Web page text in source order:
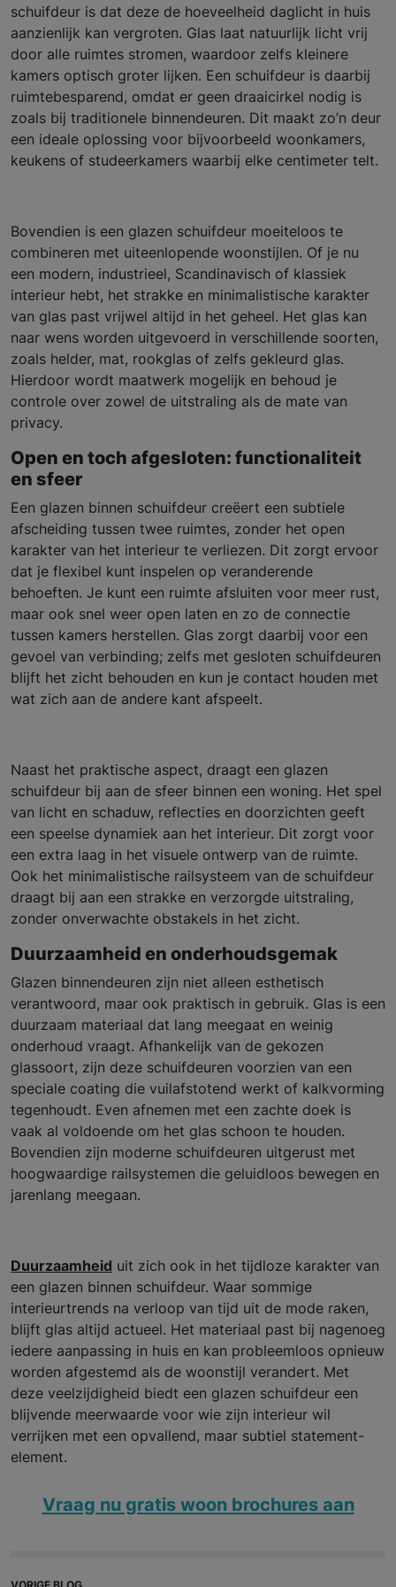
schuifdeur is dat deze de hoeveelheid daglicht in huis
aanzienlijk kan vergroten. Glas laat natuurlijk licht vrij
door alle ruimtes stromen, waardoor zelfs kleinere
kamers optisch groter lijken. Een schuifdeur is daarbij
ruimtebesparend, omdat er geen draaicirkel nodig is
zoals bij traditionele binnendeuren. Dit maakt zo’n deur
een ideale oplossing voor bijvoorbeeld woonkamers,
keukens of studeerkamers waarbij elke centimeter telt.
Bovendien is een glazen schuifdeur moeiteloos te
combineren met uiteenlopende woonstijlen. Of je nu
een modern, industrieel, Scandinavisch of klassiek
interieur hebt, het strakke en minimalistische karakter
van glas past vrijwel altijd in het geheel. Het glas kan
naar wens worden uitgevoerd in verschillende soorten,
zoals helder, mat, rookglas of zelfs gekleurd glas.
Hierdoor wordt maatwerk mogelijk en behoud je
controle over zowel de uitstraling als de mate van
privacy.
Open en toch afgesloten: functionaliteit
en sfeer
Een glazen binnen schuifdeur creëert een subtiele
afscheiding tussen twee ruimtes, zonder het open
karakter van het interieur te verliezen. Dit zorgt ervoor
dat je flexibel kunt inspelen op veranderende
behoeften. Je kunt een ruimte afsluiten voor meer rust,
maar ook snel weer open laten en zo de connectie
tussen kamers herstellen. Glas zorgt daarbij voor een
gevoel van verbinding; zelfs met gesloten schuifdeuren
blijft het zicht behouden en kun je contact houden met
wat zich aan de andere kant afspeelt.
Naast het praktische aspect, draagt een glazen
schuifdeur bij aan de sfeer binnen een woning. Het spel
van licht en schaduw, reflecties en doorzichten geeft
een speelse dynamiek aan het interieur. Dit zorgt voor
een extra laag in het visuele ontwerp van de ruimte.
Ook het minimalistische railsysteem van de schuifdeur
draagt bij aan een strakke en verzorgde uitstraling,
zonder onverwachte obstakels in het zicht.
Duurzaamheid en onderhoudsgemak
Glazen binnendeuren zijn niet alleen esthetisch
verantwoord, maar ook praktisch in gebruik. Glas is een
duurzaam materiaal dat lang meegaat en weinig
onderhoud vraagt. Afhankelijk van de gekozen
glassoort, zijn deze schuifdeuren voorzien van een
speciale coating die vuilafstotend werkt of kalkvorming
tegenhoudt. Even afnemen met een zachte doek is
vaak al voldoende om het glas schoon te houden.
Bovendien zijn moderne schuifdeuren uitgerust met
hoogwaardige railsystemen die geluidloos bewegen en
jarenlang meegaan.
Duurzaamheid uit zich ook in het tijdloze karakter van
een glazen binnen schuifdeur. Waar sommige
interieurtrends na verloop van tijd uit de mode raken,
blijft glas altijd actueel. Het materiaal past bij nagenoeg
iedere aanpassing in huis en kan probleemloos opnieuw
worden afgestemd als de woonstijl verandert. Met
deze veelzijdigheid biedt een glazen schuifdeur een
blijvende meerwaarde voor wie zijn interieur wil
verrijken met een opvallend, maar subtiel statement-
element.
Vraag nu gratis woon brochures aan